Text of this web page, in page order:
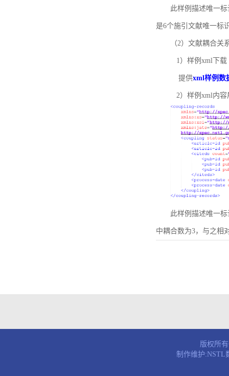
此样例描述唯一标
是6个施引文献唯一标
（2）文献耦合关
1）样例xml下载
提供xml样例数
2）样例xml内容
此样例描述唯一标
中耦合数为3，与之相
版权所
制作维护:NSTL